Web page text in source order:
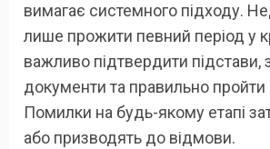
вимагає системного підходу.
лише прожити певний період у
важливо підтвердити підстави,
документи та правильно
Помилки на будь-якому етапі
або призводять до відмови.